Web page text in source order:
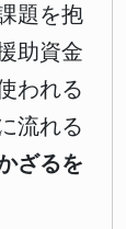
題を抱
助資金
われる
流れる
ざるを